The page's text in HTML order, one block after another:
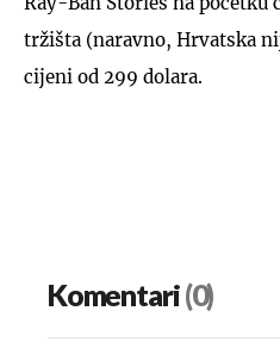
tržišta (naravno, Hrvatska
cijeni od 299 dolara.
Komentari(0)